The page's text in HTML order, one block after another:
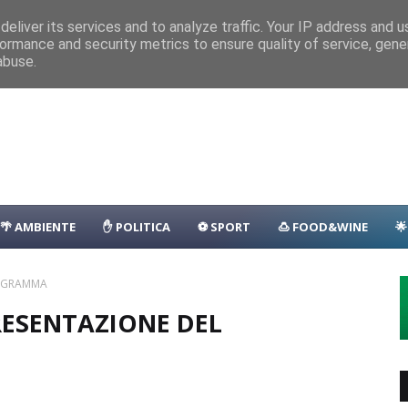
il programma EVENTI
🌴 AMBIENTE ✋ POLITICA ⚽ SPORT 🍮 FOOD&WINE
DEL
its services and to analyze traffic. Your IP address and
and security metrics to ensure quality of service,